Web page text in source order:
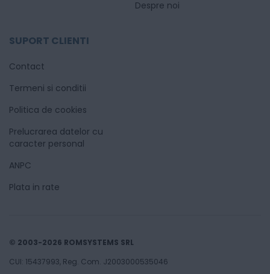
Despre noi
SUPORT CLIENTI
Contact
Termeni si conditii
Politica de cookies
Prelucrarea datelor cu
caracter personal
ANPC
Plata in rate
© 2003-2026 ROMSYSTEMS SRL
CUI: 15437993, Reg. Com. J2003000535046